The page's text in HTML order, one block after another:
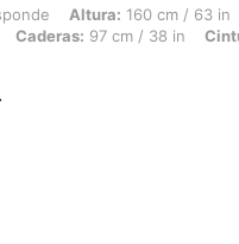
Altura: 160 cm / 63 in, Peso: 45
Altura: 160 cm / 63 in
Caderas: 97 cm / 38 in